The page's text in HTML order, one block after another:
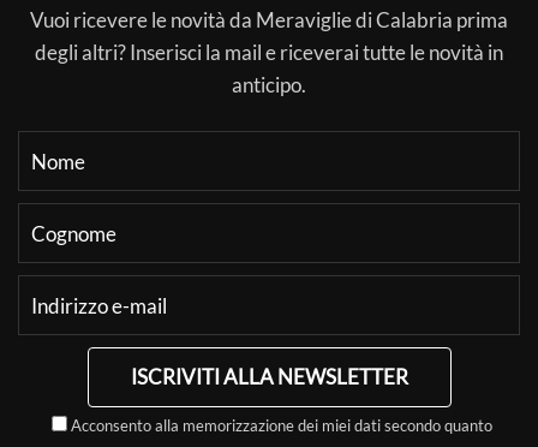
Vuoi ricevere le novità da Meraviglie di Calabria prima
degli altri? Inserisci la mail e riceverai tutte le novità in
anticipo.
ISCRIVITI ALLA NEWSLETTER
Acconsento alla memorizzazione dei miei dati secondo quanto